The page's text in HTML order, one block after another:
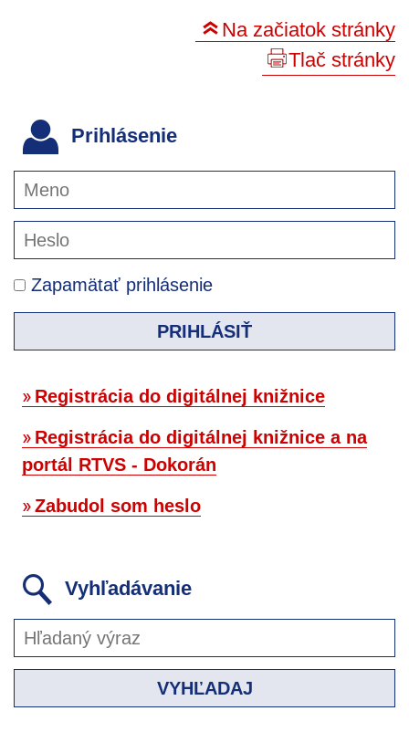
Na začiatok stránky
Tlač stránky
Prihlásenie
Zapamätať prihlásenie
PRIHLÁSIŤ
Registrácia do digitálnej knižnice
Registrácia do digitálnej knižnice a na
portál RTVS - Dokorán
Zabudol som heslo
Vyhľadávanie
VYHĽADAJ